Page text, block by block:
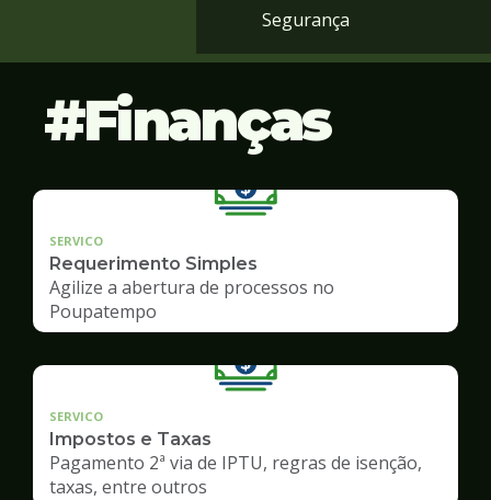
Segurança
Finanças
SERVICO
Requerimento Simples
Agilize a abertura de processos no
Poupatempo
SERVICO
Impostos e Taxas
Pagamento 2ª via de IPTU, regras de isenção,
taxas, entre outros